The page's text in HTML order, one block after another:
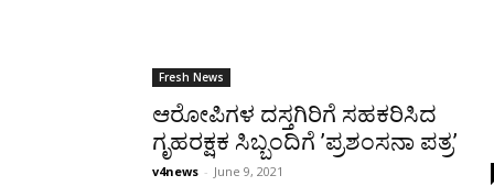
Fresh News
ಆರೋಪಿಗಳ ದಸ್ತಗಿರಿಗೆ ಸಹಕರಿಸಿದ
ಗೃಹರಕ್ಷಕ ಸಿಬ್ಬಂದಿಗೆ ’ಪ್ರಶಂಸನಾ ಪತ್ರ’
v4news - June 9, 2021